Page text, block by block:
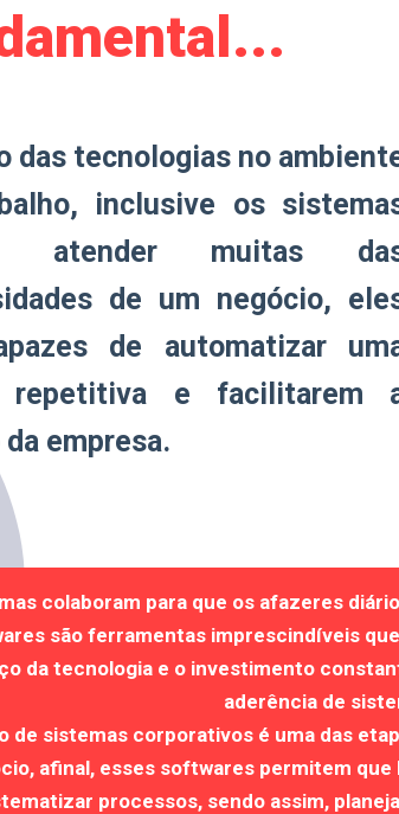
das tecnologias no
inclusive os
atender muitas
de um negócio,
de automatizar
repetitiva e facilitarem
empresa.
colaboram para que os afazeres
são ferramentas imprescindíveis
da tecnologia e o investimento
aderência de
de sistemas corporativos é uma das
afinal, esses softwares permitem
processos, sendo assim,